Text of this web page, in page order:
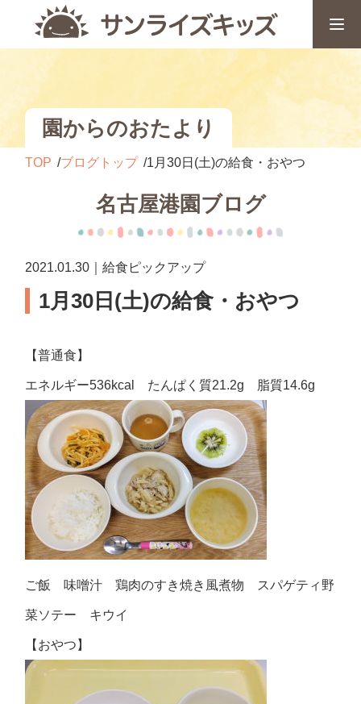
園からのおたより
TOP ブログトップ 1月30日(土)の給食・おやつ
名古屋港園ブログ
2021.01.30｜給食ピックアップ
1月30日(土)の給食・おやつ
【普通食】
エネルギー536kcal たんぱく質21.2g 脂質14.6g
ご飯 味噌汁 鶏肉のすき焼き風煮物 スパゲティ野
菜ソテー キウイ
【おやつ】